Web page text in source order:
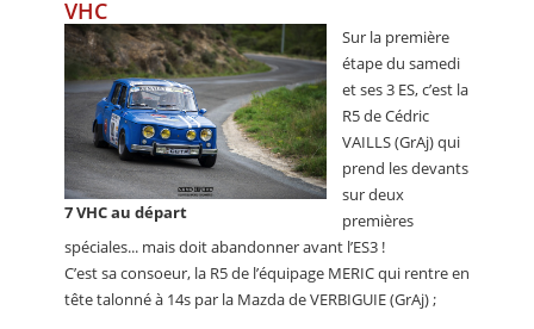
VHC
7 VHC au départ
Sur la première
étape du samedi
et ses 3 ES, c’est la
R5 de Cédric
VAILLS (GrAj) qui
prend les devants
sur deux
premières
spéciales... mais doit abandonner avant l’ES3 !
C’est sa consoeur, la R5 de l’équipage MERIC qui rentre en
tête talonné à 14s par la Mazda de VERBIGUIE (GrAj) ;